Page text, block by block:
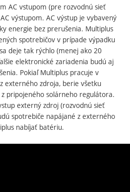
AC vstupom (pre rozvodnú sieť
výstupom. AC výstup je vybavený
energie bez prerušenia. Multiplus
spotrebičov v prípade výpadku
deje tak rýchlo (menej ako 20
elektronické zariadenia budú aj
Pokiaľ Multiplus pracuje v
externého zdroja, berie všetku
pripojeného solárneho regulátora.
externý zdroj (rozvodnú sieť
spotrebiče napájané z externého
nabíjať batériu.